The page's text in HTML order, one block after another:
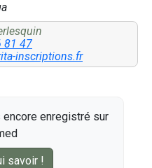
81 47
inscriptions.fr
enregistré sur
savoir !